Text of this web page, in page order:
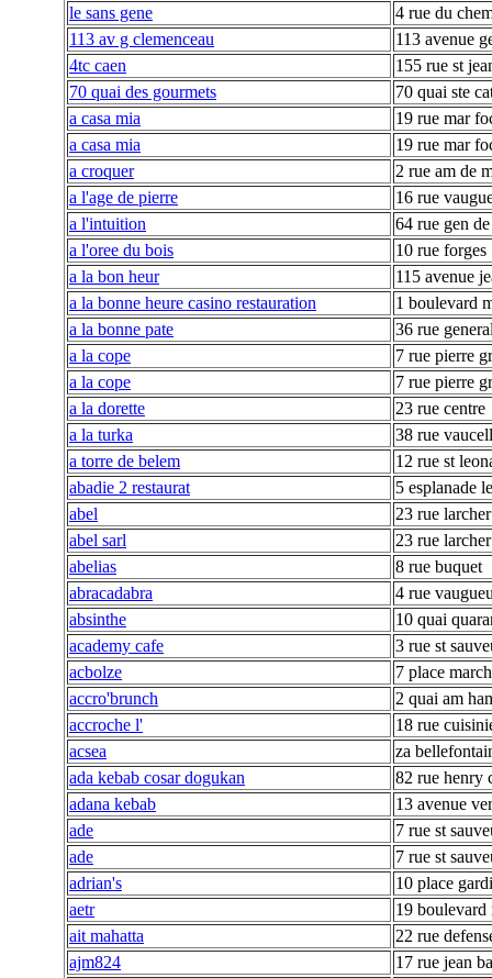
le sans gene
4 rue du
113 av g clemenceau
113 avenue
4tc caen
155 rue st
70 quai des gourmets
70 quai ste
a casa mia
19 rue mar
a casa mia
19 rue mar
a croquer
2 rue am de
a l'age de pierre
16 rue
a l'intuition
64 rue gen
a l'oree du bois
10 rue forges
a la bon heur
115 avenue
a la bonne heure casino restauration
1 boulevard
a la bonne pate
36 rue
a la cope
7 rue pierre
a la cope
7 rue pierre
a la dorette
23 rue centre
a la turka
38 rue
a torre de belem
12 rue st
abadie 2 restaurat
5 esplanade
abel
23 rue larcher
abel sarl
23 rue larcher
abelias
8 rue buquet
abracadabra
4 rue
absinthe
10 quai
academy cafe
3 rue st
acbolze
7 place
accro'brunch
2 quai am
accroche l'
18 rue
acsea
za
ada kebab cosar dogukan
82 rue henry
adana kebab
13 avenue
ade
7 rue st
ade
7 rue st
adrian's
10 place
aetr
19 boulevard
ait mahatta
22 rue
ajm824
17 rue jean